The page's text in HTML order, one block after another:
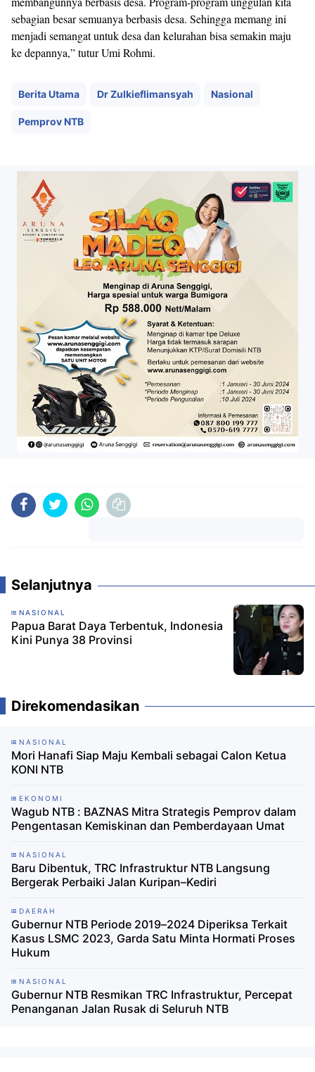
sebagian besar semuanya berbasis desa. Sehingga memang ini
menjadi semangat untuk desa dan kelurahan bisa semakin maju
ke depannya,” tutur Umi Rohmi.
Berita Utama Dr Zulkieflimansyah Nasional
Pemprov NTB
Selanjutnya
NASIONAL
Papua Barat Daya Terbentuk, Indonesia
Kini Punya 38 Provinsi
Direkomendasikan
NASIONAL
Mori Hanafi Siap Maju Kembali sebagai Calon Ketua
KONI NTB
EKONOMI
Wagub NTB : BAZNAS Mitra Strategis Pemprov dalam
Pengentasan Kemiskinan dan Pemberdayaan Umat ‎
NASIONAL
Baru Dibentuk, TRC Infrastruktur NTB Langsung
Bergerak Perbaiki Jalan Kuripan–Kediri
DAERAH
Gubernur NTB Periode 2019–2024 Diperiksa Terkait
Kasus LSMC 2023, Garda Satu Minta Hormati Proses
Hukum
NASIONAL
Gubernur NTB Resmikan TRC Infrastruktur, Percepat
Penanganan Jalan Rusak di Seluruh NTB